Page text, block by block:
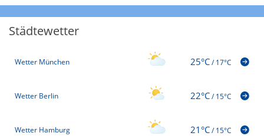
Städtewetter
Wetter München 25°C/17°C
Wetter Berlin 22°C/15°C
Wetter Hamburg 21°C/15°C